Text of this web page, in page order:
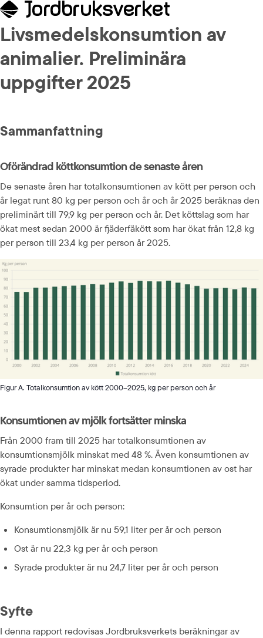
Livsmedelskonsumtion av
animalier. Preliminära
uppgifter 2025
Sammanfattning
Oförändrad köttkonsumtion de senaste åren
De senaste åren har totalkonsumtionen av kött per person och
år legat runt 80 kg per person och år och år 2025 beräknas den
preliminärt till 79,9 kg per person och år. Det köttslag som har
ökat mest sedan 2000 är fjäderfäkött som har ökat från 12,8 kg
per person till 23,4 kg per person år 2025.
Figur A. Totalkonsumtion av kött 2000–2025, kg per person och år
Konsumtionen av mjölk fortsätter minska
Från 2000 fram till 2025 har totalkonsumtionen av
konsumtionsmjölk minskat med 48 %. Även konsumtionen av
syrade produkter har minskat medan konsumtionen av ost har
ökat under samma tidsperiod.
Konsumtion per år och person:
Konsumtionsmjölk är nu 59,1 liter per år och person
Ost är nu 22,3 kg per år och person
Syrade produkter är nu 24,7 liter per år och person
Syfte
I denna rapport redovisas Jordbruksverkets beräkningar av